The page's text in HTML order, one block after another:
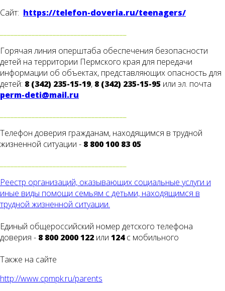
Сайт: https://telefon-doveria.ru/teenagers/
Горячая линия оперштаба обеспечения безопасности
детей на территории Пермского края для передачи
информации об объектах, представляющих опасность для
детей: 8 (342) 235-15-19, 8 (342) 235-15-95 или эл. почта
perm-deti@mail.ru
Телефон доверия гражданам, находящимся в трудной
жизненной ситуации - 8 800 100 83 05
Реестр организаций, оказывающих социальные услуги и
иные виды помощи семьям с детьми, находящимся в
трудной жизненной ситуации.
Единый общероссийский номер детского телефона
доверия - 8 800 2000 122или 124с мобильного
Также на сайте
http://www.cpmpk.ru/parents